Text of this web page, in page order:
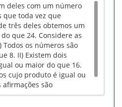
deles com um número
que toda vez que
três deles obtemos um
que 24. Considere as
os números são
8. II) Existem dois
ou maior do que 16.
cujo produto é igual ou
são